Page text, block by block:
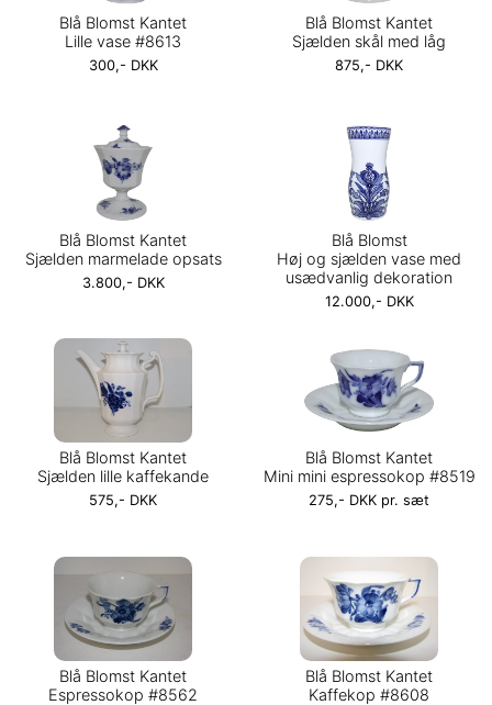
Blå Blomst Kantet
Lille vase #8613
300,- DKK
Blå Blomst Kantet
Sjælden skål med låg
875,- DKK
Blå Blomst Kantet
Sjælden marmelade opsats
3.800,- DKK
Blå Blomst
Høj og sjælden vase med
usædvanlig dekoration
12.000,- DKK
Blå Blomst Kantet
Sjælden lille kaffekande
575,- DKK
Blå Blomst Kantet
Mini mini espressokop #8519
275,- DKK pr. sæt
Blå Blomst Kantet
Espressokop #8562
Blå Blomst Kantet
Kaffekop #8608